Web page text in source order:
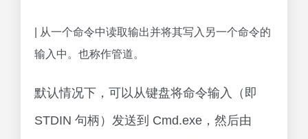
| 从一个命令中读取输出并将其写入另一个命令的
输入中。也称作管道。
默认情况下，可以从键盘将命令输入（即
STDIN 句柄）发送到 Cmd.exe，然后由